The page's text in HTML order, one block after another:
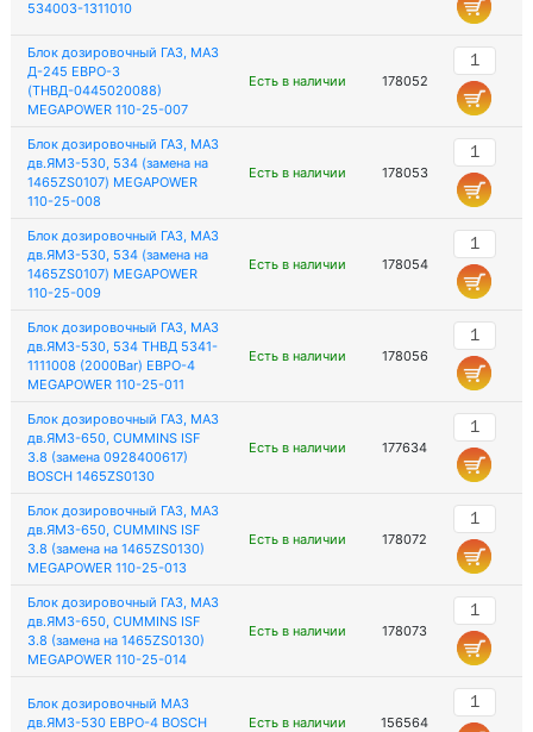
534003-1311010
Блок дозировочный ГАЗ, МАЗ
Д-245 ЕВРО-3
(ТНВД-0445020088)
MEGAPOWER 110-25-007
Есть в наличии 178052
Блок дозировочный ГАЗ, МАЗ
дв.ЯМЗ-530, 534 (замена на
1465ZS0107) MEGAPOWER
110-25-008
Есть в наличии 178053
Блок дозировочный ГАЗ, МАЗ
дв.ЯМЗ-530, 534 (замена на
1465ZS0107) MEGAPOWER
110-25-009
Есть в наличии 178054
Блок дозировочный ГАЗ, МАЗ
дв.ЯМЗ-530, 534 ТНВД 5341-
1111008 (2000Bar) EВРО-4
MEGAPOWER 110-25-011
Есть в наличии 178056
Блок дозировочный ГАЗ, МАЗ
дв.ЯМЗ-650, CUMMINS ISF
3.8 (замена 0928400617)
BOSCH 1465ZS0130
Есть в наличии 177634
Блок дозировочный ГАЗ, МАЗ
дв.ЯМЗ-650, CUMMINS ISF
3.8 (замена на 1465ZS0130)
MEGAPOWER 110-25-013
Есть в наличии 178072
Блок дозировочный ГАЗ, МАЗ
дв.ЯМЗ-650, CUMMINS ISF
3.8 (замена на 1465ZS0130)
MEGAPOWER 110-25-014
Есть в наличии 178073
Блок дозировочный МАЗ
дв.ЯМЗ-530 EВРО-4 BOSCH
Есть в наличии 156564